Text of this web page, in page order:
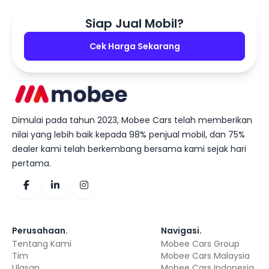
Siap Jual Mobil?
Cek Harga Sekarang
Dimulai pada tahun 2023, Mobee Cars telah memberikan
nilai yang lebih baik kepada 98% penjual mobil, dan 75%
dealer kami telah berkembang bersama kami sejak hari
pertama.
Perusahaan.
Tentang Kami
Tim
Navigasi.
Mobee Cars Group
Mobee Cars Malaysia